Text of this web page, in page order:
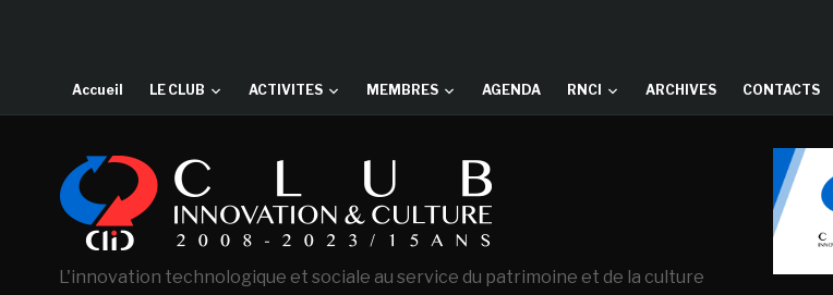
Accueil LE CLUB ACTIVITES MEMBRES AGENDA RNCI ARCHIVES CONTACTS
L'innovation technologique et sociale au service du patrimoine et de la culture